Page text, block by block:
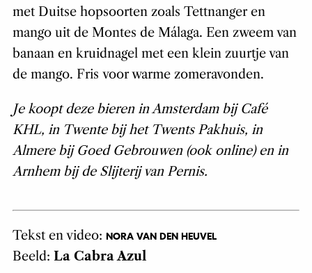
met Duitse hopsoorten zoals Tettnanger en
mango uit de Montes de Málaga. Een zweem van
banaan en kruidnagel met een klein zuurtje van
de mango. Fris voor warme zomeravonden.
Je koopt deze bieren in Amsterdam bij Café
KHL, in Twente bij het Twents Pakhuis, in
Almere bij Goed Gebrouwen (ook online) en in
Arnhem bij de Slijterij van Pernis.
Tekst en video: NORA VAN DEN HEUVEL
Beeld: La Cabra Azul